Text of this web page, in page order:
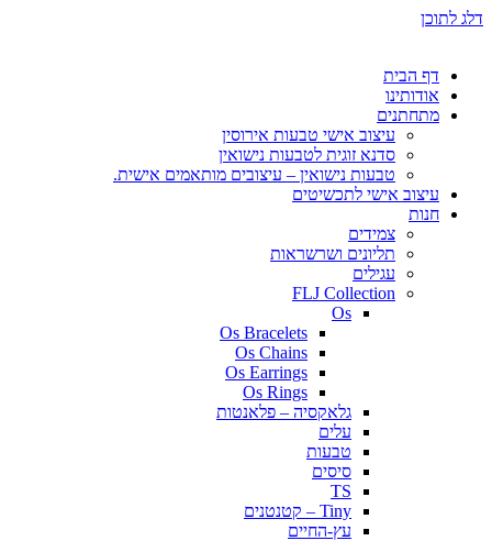
דלג לתוכן
דף הבית
אודותינו
מתחתנים
עיצוב אישי טבעות אירוסין
סדנא זוגית לטבעות נישואין
טבעות נישואין – עיצובים מותאמים אישית.
עיצוב אישי לתכשיטים
חנות
צמידים
תליונים ושרשראות
עגילים
FLJ Collection
Os
Os Bracelets
Os Chains
Os Earrings
Os Rings
גלאקסיה – פלאנטות
עלים
טבעות
סיסים
TS
Tiny – קטנטנים
עץ-החיים